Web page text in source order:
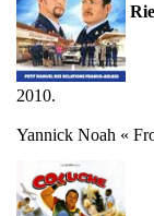
2010.
Yannick Noah «